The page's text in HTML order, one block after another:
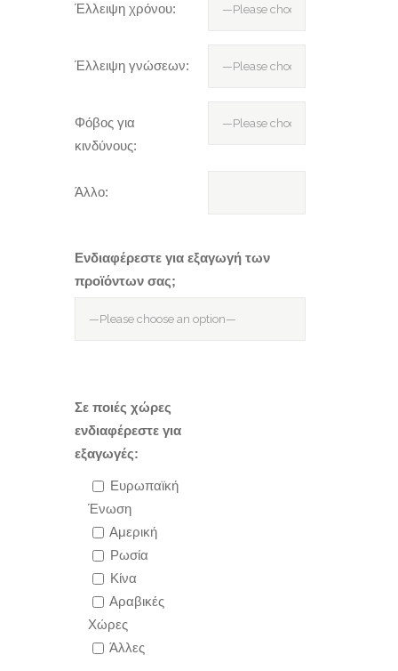
Έλλειψη χρόνου:
Έλλειψη γνώσεων:
Φόβος για
κινδύνους:
Άλλο:
Ενδιαφέρεστε για εξαγωγή των
προϊόντων σας;
Σε ποιές χώρες
ενδιαφέρεστε για
εξαγωγές:
Ευρωπαϊκή
Ένωση
Αμερική
Ρωσία
Κίνα
Αραβικές
Χώρες
Άλλες